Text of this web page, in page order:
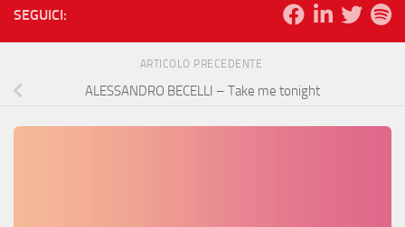
SEGUICI:
ARTICOLO PRECEDENTE
ALESSANDRO BECELLI – Take me tonight